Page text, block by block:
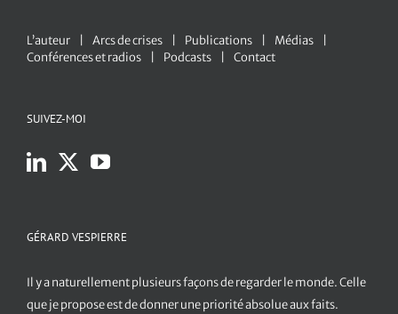
L’auteur Arcs de crises Publications
Médias
Conférences et radios
Podcasts Contact
SUIVEZ-MOI
GÉRARD VESPIERRE
Il y a naturellement plusieurs façons de regarder le monde. Celle
que je propose est de donner une priorité absolue aux faits.